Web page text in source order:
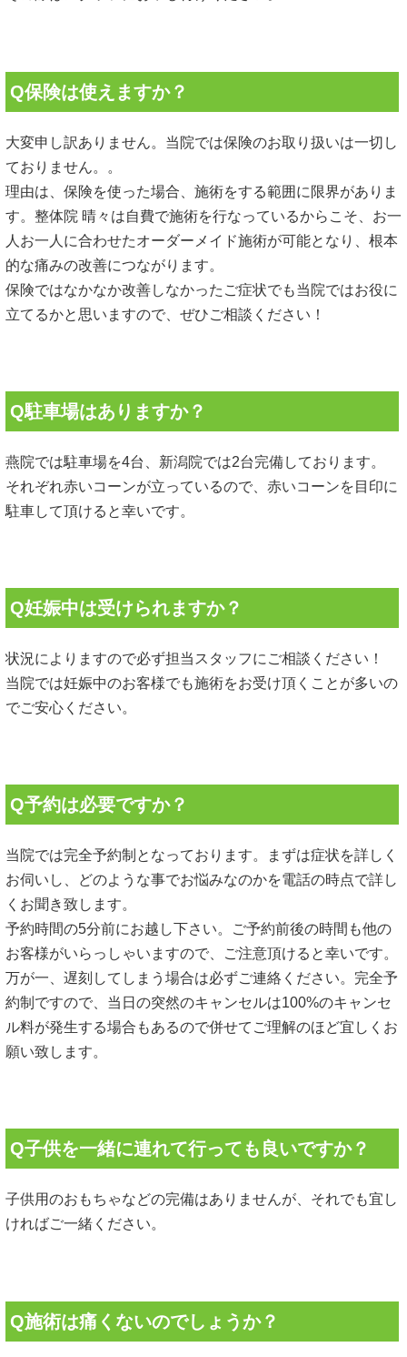
Q保険は使えますか？
大変申し訳ありません。当院では保険のお取り扱いは一切し
ておりません。。
理由は、保険を使った場合、施術をする範囲に限界がありま
す。整体院 晴々は自費で施術を行なっているからこそ、お一
人お一人に合わせたオーダーメイド施術が可能となり、根本
的な痛みの改善につながります。
保険ではなかなか改善しなかったご症状でも当院ではお役に
立てるかと思いますので、ぜひご相談ください！
Q駐車場はありますか？
燕院では駐車場を4台、新潟院では2台完備しております。
それぞれ赤いコーンが立っているので、赤いコーンを目印に
駐車して頂けると幸いです。
Q妊娠中は受けられますか？
状況によりますので必ず担当スタッフにご相談ください！
当院では妊娠中のお客様でも施術をお受け頂くことが多いの
でご安心ください。
Q予約は必要ですか？
当院では完全予約制となっております。まずは症状を詳しく
お伺いし、どのような事でお悩みなのかを電話の時点で詳し
くお聞き致します。
予約時間の5分前にお越し下さい。ご予約前後の時間も他の
お客様がいらっしゃいますので、ご注意頂けると幸いです。
万が一、遅刻してしまう場合は必ずご連絡ください。完全予
約制ですので、当日の突然のキャンセルは100%のキャンセ
ル料が発生する場合もあるので併せてご理解のほど宜しくお
願い致します。
Q子供を一緒に連れて行っても良いですか？
子供用のおもちゃなどの完備はありませんが、それでも宜し
ければご一緒ください。
Q施術は痛くないのでしょうか？